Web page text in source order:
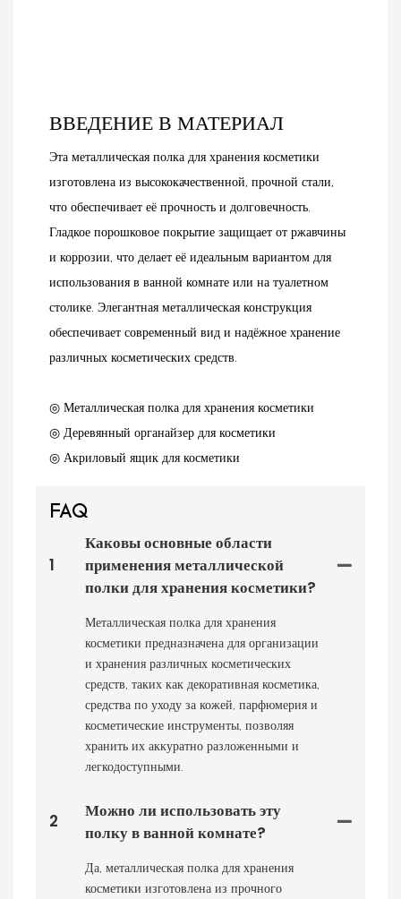
ВВЕДЕНИЕ В МАТЕРИАЛ
Эта металлическая полка для хранения косметики
изготовлена ​​из высококачественной, прочной стали,
что обеспечивает её прочность и долговечность.
Гладкое порошковое покрытие защищает от ржавчины
и коррозии, что делает её идеальным вариантом для
использования в ванной комнате или на туалетном
столике. Элегантная металлическая конструкция
обеспечивает современный вид и надёжное хранение
различных косметических средств.
◎ Металлическая полка для хранения косметики
◎ Деревянный органайзер для косметики
◎ Акриловый ящик для косметики
FAQ
1
Каковы основные области
применения металлической
полки для хранения косметики?
Металлическая полка для хранения
косметики предназначена для организации
и хранения различных косметических
средств, таких как декоративная косметика,
средства по уходу за кожей, парфюмерия и
косметические инструменты, позволяя
хранить их аккуратно разложенными и
легкодоступными.
2
Можно ли использовать эту
полку в ванной комнате?
Да, металлическая полка для хранения
косметики изготовлена ​​из прочного